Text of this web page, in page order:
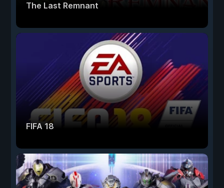
The Last Remnant
FIFA 18